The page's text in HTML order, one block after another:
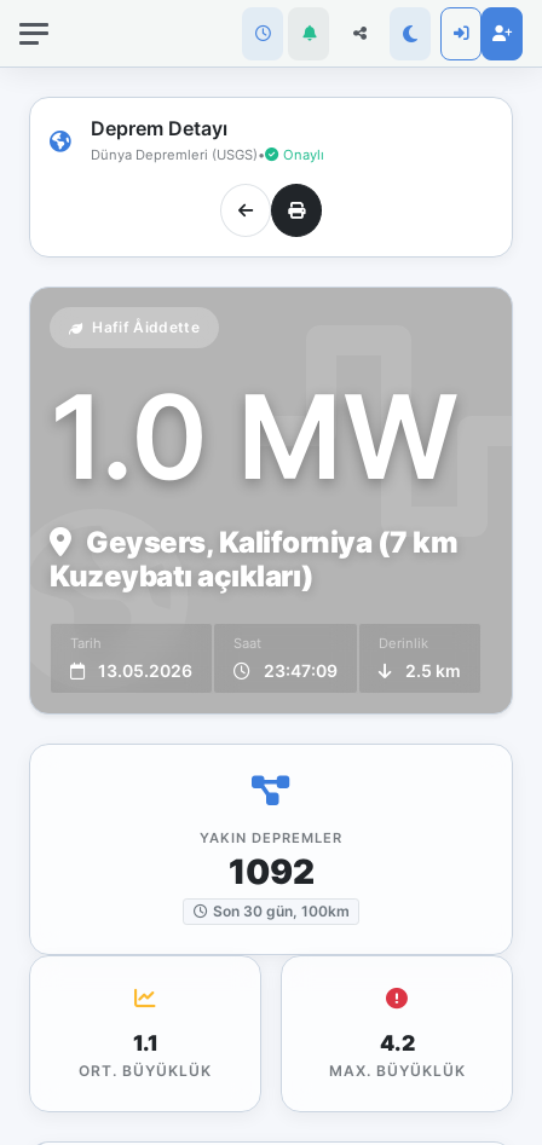
Deprem Detayı
Dünya Depremleri (USGS)• Onaylı
Hafif Åiddette
1.0 MW
Geysers, Kaliforniya (7 km
Kuzeybatı açıkları)
Tarih
13.05.2026
Saat
23:47:09
Derinlik
2.5 km
YAKIN DEPREMLER
1092
Son 30 gün, 100km
1.1
ORT. BÜYÜKLÜK
4.2
MAX. BÜYÜKLÜK
bağlantınız
koptu!
Çevrimdışı
moddasınız.